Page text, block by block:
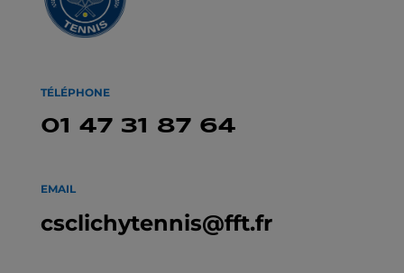
TÉLÉPHONE
01 47 31 87 64
EMAIL
csclichytennis@fft.fr